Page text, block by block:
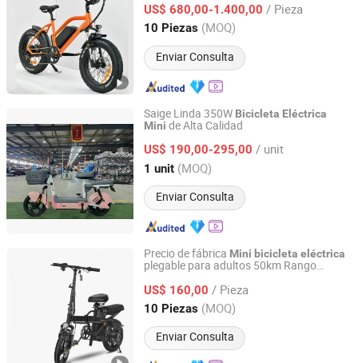
US$ 680,00-1.400,00 / Pieza
10 Piezas (MOQ)
Enviar Consulta
Zhejiang, China Desde 2022
Saige Linda 350W Bicicleta Eléctrica
Mini de Alta Calidad
US$ 190,00-295,00 / unit
1 unit (MOQ)
Enviar Consulta
Wuxi Xushi Thunder International Trade Co., Ltd.
Jiangsu, China Desde 2022
Precio de fábrica Mini bicicleta eléctrica
plegable para adultos 50km Rango
litio 350W
US$ 160,00 / Pieza
10 Piezas (MOQ)
Enviar Consulta
Wuhan Visbull Machinery Co., Ltd.
Hubei, China Desde 2024